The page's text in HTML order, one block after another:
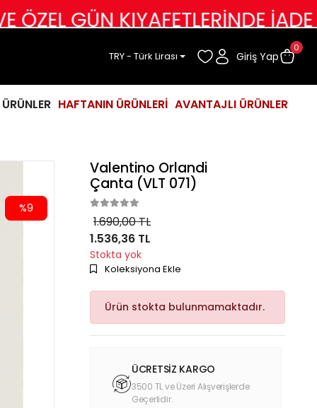
KIYAFETLERİNDE İADE
TRY - Türk Lirası Giriş Yap
0
HAFTANIN ÜRÜNLERİ AVANTAJLI ÜRÜNLER
%9
Valentino Orlandi
Çanta (VLT 071)
1.690,00 TL
1.536,36 TL
Stokta yok
Koleksiyona Ekle
Ürün stokta bulunmamaktadır.
ÜCRETSİZ KARGO
3500 TL ve Üzeri Alışverişlerde
Geçerlidir.